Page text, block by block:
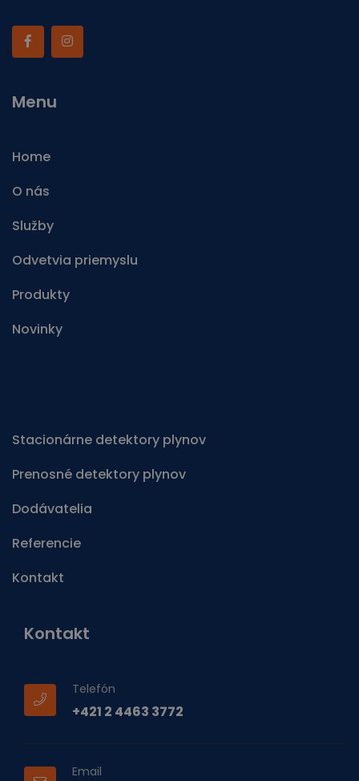
Menu
Home
O nás
Služby
Odvetvia priemyslu
Produkty
Novinky
Stacionárne detektory plynov
Prenosné detektory plynov
Dodávatelia
Referencie
Kontakt
Kontakt
Telefón
+421 2 4463 3772
Email